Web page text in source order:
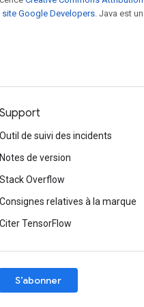
site Google Developers . Java est
Support
Outil de suivi des incidents
Notes de version
Stack Overflow
Consignes relatives à la marque
Citer TensorFlow
S’abonner